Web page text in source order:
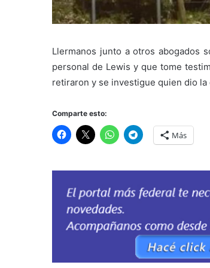
Llermanos junto a otros abogados
personal de Lewis y que tome
retiraron y se investigue quien dio
Comparte esto:
Más